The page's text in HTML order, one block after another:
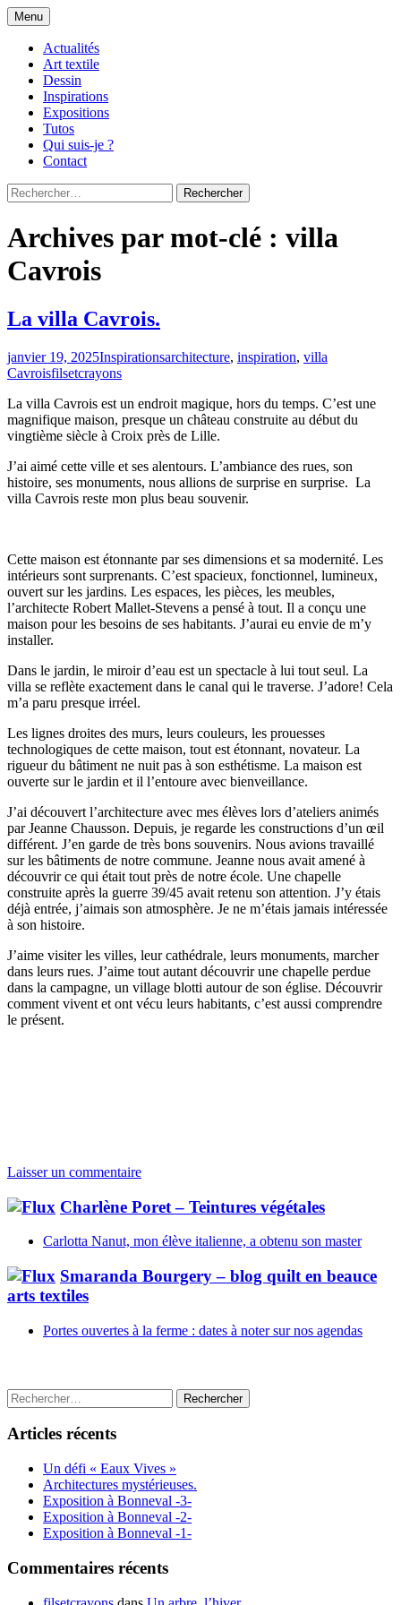
Aller
au
contenu
filsetcrayons
Le blog de Sophie A
Menu
Actualités
Art textile
Dessin
Inspirations
Expositions
Tutos
Qui suis-je ?
Contact
Rechercher :
Archives par mot-clé : villa
Cavrois
La villa Cavrois.
janvier 19, 2025Inspirationsarchitecture, inspiration, villa
Cavroisfilsetcrayons
La villa Cavrois est un endroit magique, hors du temps. C’est une
magnifique maison, presque un château construite au début du
vingtième siècle à Croix près de Lille.
J’ai aimé cette ville et ses alentours. L’ambiance des rues, son
histoire, ses monuments, nous allions de surprise en surprise. La
villa Cavrois reste mon plus beau souvenir.
Cette maison est étonnante par ses dimensions et sa modernité. Les
intérieurs sont surprenants. C’est spacieux, fonctionnel, lumineux,
ouvert sur les jardins. Les espaces, les pièces, les meubles,
l’architecte Robert Mallet-Stevens a pensé à tout. Il a conçu une
maison pour les besoins de ses habitants. J’aurai eu envie de m’y
installer.
Dans le jardin, le miroir d’eau est un spectacle à lui tout seul. La
villa se reflète exactement dans le canal qui le traverse. J’adore! Cela
m’a paru presque irréel.
Les lignes droites des murs, leurs couleurs, les prouesses
technologiques de cette maison, tout est étonnant, novateur. La
rigueur du bâtiment ne nuit pas à son esthétisme. La maison est
ouverte sur le jardin et il l’entoure avec bienveillance.
J’ai découvert l’architecture avec mes élèves lors d’ateliers animés
par Jeanne Chausson. Depuis, je regarde les constructions d’un œil
différent. J’en garde de très bons souvenirs. Nous avions travaillé
sur les bâtiments de notre commune. Jeanne nous avait amené à
découvrir ce qui était tout près de notre école. Une chapelle
construite après la guerre 39/45 avait retenu son attention. J’y étais
déjà entrée, j’aimais son atmosphère. Je ne m’étais jamais intéressée
à son histoire.
J’aime visiter les villes, leur cathédrale, leurs monuments, marcher
dans leurs rues. J’aime tout autant découvrir une chapelle perdue
dans la campagne, un village blotti autour de son église. Découvrir
comment vivent et ont vécu leurs habitants, c’est aussi comprendre
le présent.
Laisser un commentaire
Charlène Poret – Teintures végétales
Carlotta Nanut, mon élève italienne, a obtenu son master
Smaranda Bourgery – blog quilt en beauce
arts textiles
Portes ouvertes à la ferme : dates à noter sur nos agendas
Rechercher :
Articles récents
Un défi « Eaux Vives »
Architectures mystérieuses.
Exposition à Bonneval -3-
Exposition à Bonneval -2-
Exposition à Bonneval -1-
Commentaires récents